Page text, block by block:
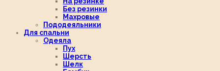
Без резинки
Махровые
Пододеяльники
Для спальни
Одеяла
Пух
Шерсть
Шелк